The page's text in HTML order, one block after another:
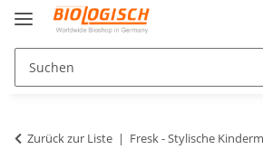
Zurück zur Liste Fresk - Stylische